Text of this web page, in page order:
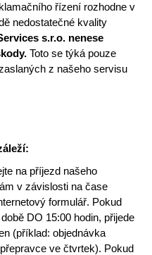
řízení rozhodne v
nedostatečné kvality
s.r.o. nenese
Toto se týká pouze
z našeho servisu
na příjezd našeho
v závislosti na čase
formulář. Pokud
DO 15:00 hodin, přijede
(příklad: objednávka
ve čtvrtek). Pokud